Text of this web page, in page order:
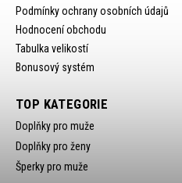
Podmínky ochrany osobních údajů
Hodnocení obchodu
Tabulka velikostí
Bonusový systém
TOP KATEGORIE
Doplňky pro muže
Doplňky pro ženy
Šperky pro muže